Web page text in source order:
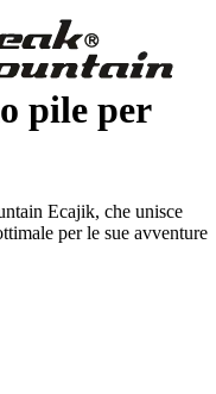
pile per
Ecajik, che unisce
per le sue avventure